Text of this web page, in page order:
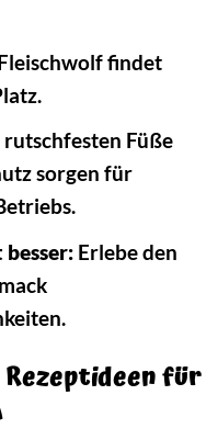
findet
Füße
sorgen für
besser:Erlebe den
für